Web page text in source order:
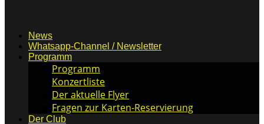
News
Whatsapp-Channel / Newsletter
Programm
Programm
Konzertliste
Der aktuelle Flyer
Fragen zur Karten-Reservierung
Der Club